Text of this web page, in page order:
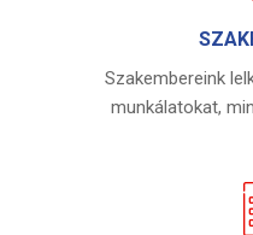
Szakembereink
munkálatokat,